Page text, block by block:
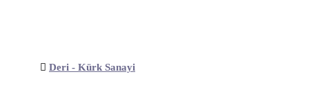
Deri - Kürk Sanayi